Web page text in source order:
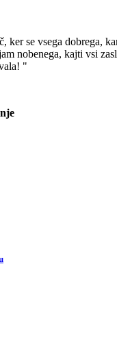
ker se vsega dobrega,
nobenega, kajti vsi
"